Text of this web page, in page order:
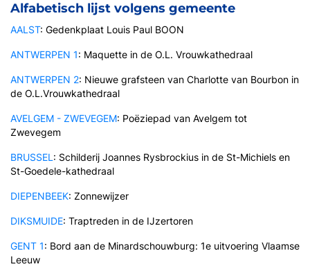
Alfabetisch lijst volgens gemeente
AALST: Gedenkplaat Louis Paul BOON
ANTWERPEN 1: Maquette in de O.L. Vrouwkathedraal
ANTWERPEN 2: Nieuwe grafsteen van Charlotte van Bourbon in
de O.L.Vrouwkathedraal
AVELGEM - ZWEVEGEM: Poëziepad van Avelgem tot
Zwevegem
BRUSSEL: Schilderij Joannes Rysbrockius in de St-Michiels en
St-Goedele-kathedraal
DIEPENBEEK: Zonnewijzer
DIKSMUIDE: Traptreden in de IJzertoren
GENT 1: Bord aan de Minardschouwburg: 1e uitvoering Vlaamse
Leeuw